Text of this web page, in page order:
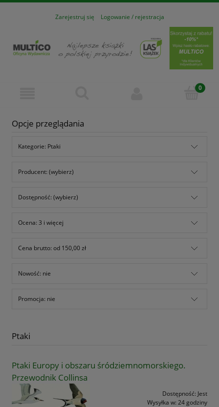
Zarejestruj się Logowanie / rejestracja
Opcje przeglądania
Kategorie: Ptaki
Producent: (wybierz)
Dostępność: (wybierz)
Ocena: 3 i więcej
Cena brutto: od 150,00 zł
Nowość: nie
Promocja: nie
Ptaki
Ptaki Europy i obszaru śródziemnomorskiego.
Przewodnik Collinsa
Dostępność: Jest
Wysyłka w: 24 godziny